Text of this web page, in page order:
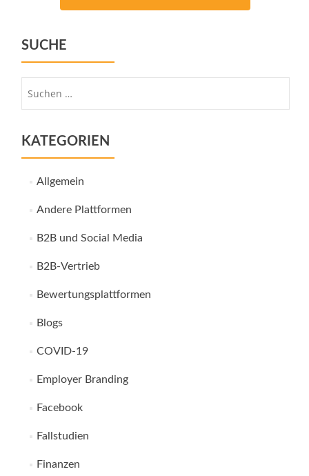
SUCHE
KATEGORIEN
Allgemein
Andere Plattformen
B2B und Social Media
B2B-Vertrieb
Bewertungsplattformen
Blogs
COVID-19
Employer Branding
Facebook
Fallstudien
Finanzen